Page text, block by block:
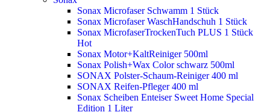
Sonax Microfaser Schwamm 1 Stück
Sonax Microfaser WaschHandschuh 1 Stück
Sonax MicrofaserTrockenTuch PLUS 1 Stück
Hot
Sonax Motor+KaltReiniger 500ml
Sonax Polish+Wax Color schwarz 500ml
SONAX Polster-Schaum-Reiniger 400 ml
SONAX Reifen-Pfleger 400 ml
Sonax Scheiben Enteiser Sweet Home Special
Edition 1 Liter